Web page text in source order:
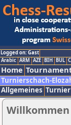
Logged on: Gast
Arabic ARM AZE BIH BUL
Home
Turnierschach-
Allgemeines
Willkommen